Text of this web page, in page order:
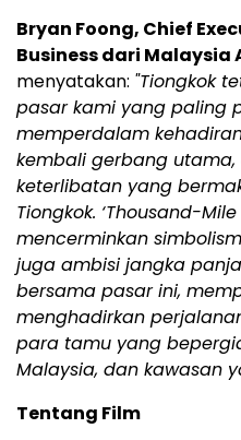
Bryan Foong, Chief
Business dari Malaysia
menyatakan: "Tiongkok
pasar kami yang paling
memperdalam
kembali gerbang
keterlibatan yang
Tiongkok. ‘Thousand-
mencerminkan
juga ambisi jangka
bersama pasar ini,
menghadirkan
para tamu yang
Malaysia, dan kawasan
Tentang Film